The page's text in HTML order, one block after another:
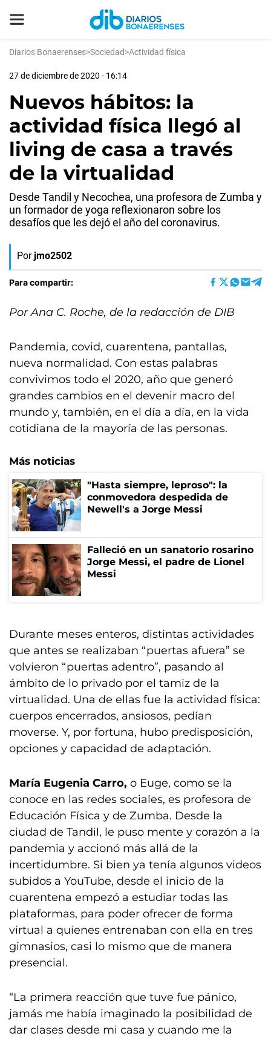
Diarios Bonaerenses>Sociedad>Actividad física
27 de diciembre de 2020 - 16:14
Nuevos hábitos: la
actividad física llegó al
living de casa a través
de la virtualidad
Desde Tandil y Necochea, una profesora de Zumba y
un formador de yoga reflexionaron sobre los
desafíos que les dejó el año del coronavirus.
Por jmo2502
Para compartir:
Por Ana C. Roche, de la redacción de DIB
Pandemia, covid, cuarentena, pantallas,
nueva normalidad. Con estas palabras
convivimos todo el 2020, año que generó
grandes cambios en el devenir macro del
mundo y, también, en el día a día, en la vida
cotidiana de la mayoría de las personas.
Más noticias
"Hasta siempre, leproso": la
conmovedora despedida de
Newell's a Jorge Messi
Falleció en un sanatorio rosarino
Jorge Messi, el padre de Lionel
Messi
Durante meses enteros, distintas actividades
que antes se realizaban “puertas afuera” se
volvieron “puertas adentro”, pasando al
ámbito de lo privado por el tamiz de la
virtualidad. Una de ellas fue la actividad física:
cuerpos encerrados, ansiosos, pedían
moverse. Y, por fortuna, hubo predisposición,
opciones y capacidad de adaptación.
María Eugenia Carro, o Euge, como se la
conoce en las redes sociales, es profesora de
Educación Física y de Zumba. Desde la
ciudad de Tandil, le puso mente y corazón a la
pandemia y accionó más allá de la
incertidumbre. Si bien ya tenía algunos videos
subidos a YouTube, desde el inicio de la
cuarentena empezó a estudiar todas las
plataformas, para poder ofrecer de forma
virtual a quienes entrenaban con ella en tres
gimnasios, casi lo mismo que de manera
presencial.
“La primera reacción que tuve fue pánico,
jamás me había imaginado la posibilidad de
dar clases desde mi casa y cuando me la